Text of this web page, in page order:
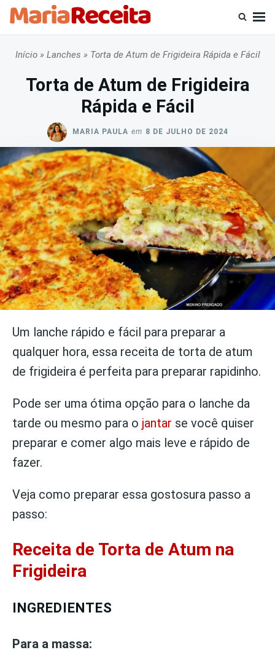
Skip
content
Busca
por:
Início» Lanches » Torta de Atum de Frigideira Rápida e Fácil
Torta de Atum de Frigideira
Rápida e Fácil
MARIA PAULA em 8 DE JULHO DE 2024
Um lanche rápido e fácil para preparar a
qualquer hora, essa receita de torta de atum
de frigideira é perfeita para preparar rapidinho.
Pode ser uma ótima opção para o lanche da
tarde ou mesmo para o jantar se você quiser
preparar e comer algo mais leve e rápido de
fazer.
Veja como preparar essa gostosura passo a
passo:
Receita de Torta de Atum na
Frigideira
INGREDIENTES
Para a massa: